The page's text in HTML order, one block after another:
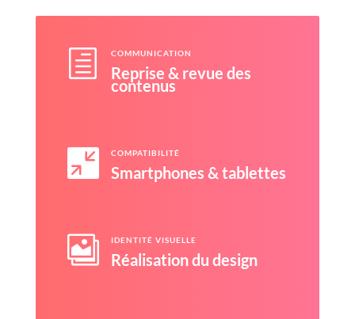
h COMMUNICATION
Reprise & revue des
contenus
 COMPATIBILITÉ
Smartphones & tablettes
 IDENTITÉ VISUELLE
Réalisation du design